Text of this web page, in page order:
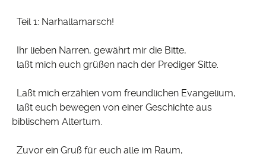
Teil 1: Narhallamarsch!
Ihr lieben Narren, gewährt mir die Bitte,
laßt mich euch grüßen nach der Prediger Sitte.
Laßt mich erzählen vom freundlichen Evangelium,
laßt euch bewegen von einer Geschichte aus
biblischem Altertum.
Zuvor ein Gruß für euch alle im Raum,